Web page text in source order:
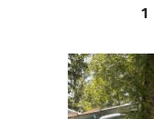
1